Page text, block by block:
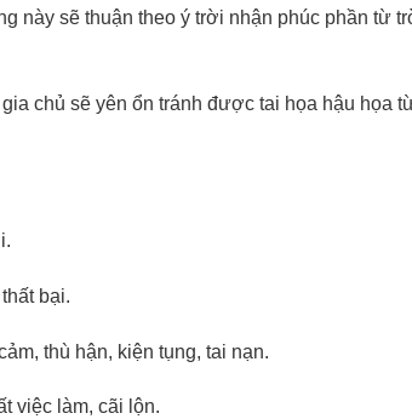
này sẽ thuận theo ý trời nhận phúc phần từ
chủ sẽ yên ổn tránh được tai họa hậu họa
bại.
thù hận, kiện tụng, tai nạn.
việc làm, cãi lộn.